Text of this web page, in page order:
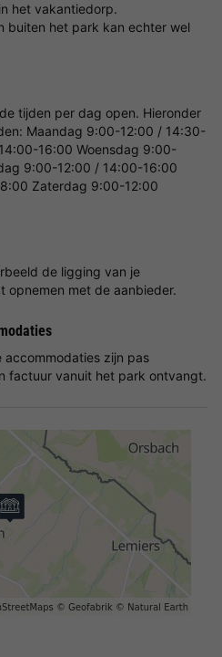
het vakantiedorp.
buiten het park kan echter wel
tijden per dag open. Hieronder
Maandag 9:00-12:00 / 14:30-
16:00 Woensdag 9:00-
9:00-12:00 / 14:00-16:00
Zaterdag 9:00-12:00
de ligging van je
opnemen met de aanbieder.
accommodaties zijn pas
factuur vanuit het park ontvangt.